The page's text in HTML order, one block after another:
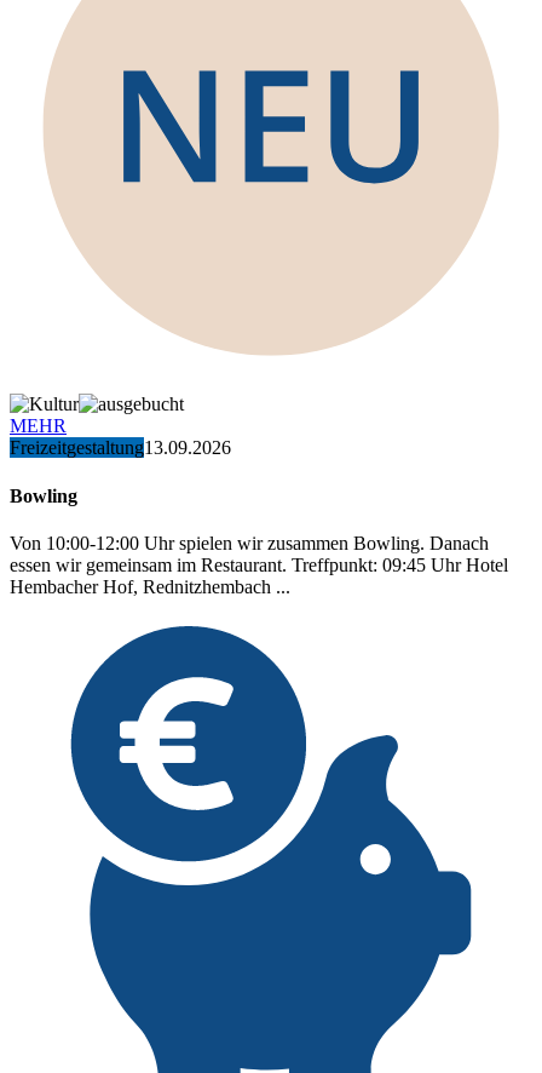
MEHR
Freizeitgestaltung13.09.2026
Bowling
Von 10:00-12:00 Uhr spielen wir zusammen Bowling. Danach
essen wir gemeinsam im Restaurant. Treffpunkt: 09:45 Uhr Hotel
Hembacher Hof, Rednitzhembach ...